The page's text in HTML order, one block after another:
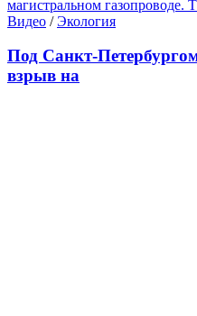
Видео /Экология
Под Санкт-
взрыв на